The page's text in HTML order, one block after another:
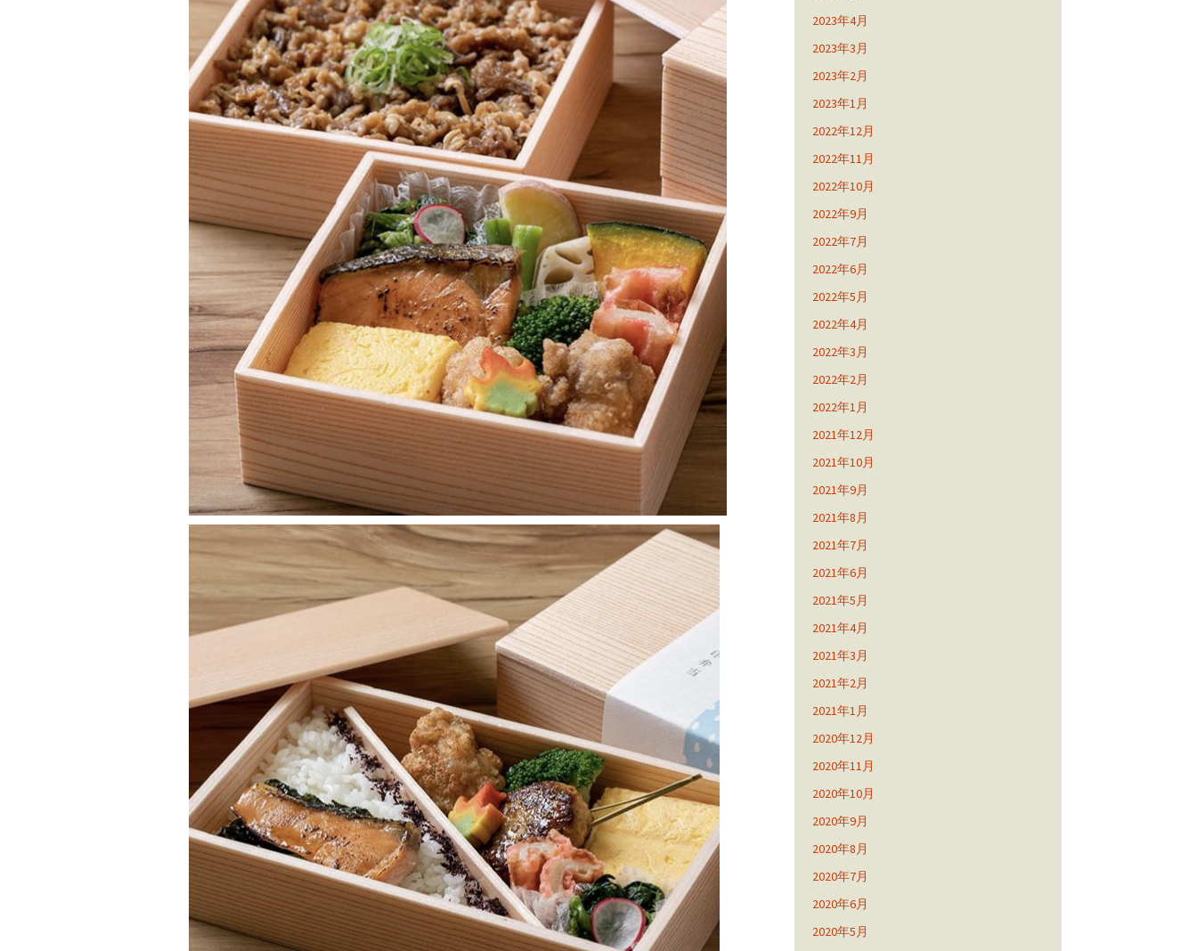
2023年4月
2023年3月
2023年2月
2023年1月
2022年12月
2022年11月
2022年10月
2022年9月
2022年7月
2022年6月
2022年5月
2022年4月
2022年3月
2022年2月
2022年1月
2021年12月
2021年10月
2021年9月
2021年8月
2021年7月
2021年6月
2021年5月
2021年4月
2021年3月
2021年2月
2021年1月
2020年12月
2020年11月
2020年10月
2020年9月
2020年8月
2020年7月
2020年6月
2020年5月